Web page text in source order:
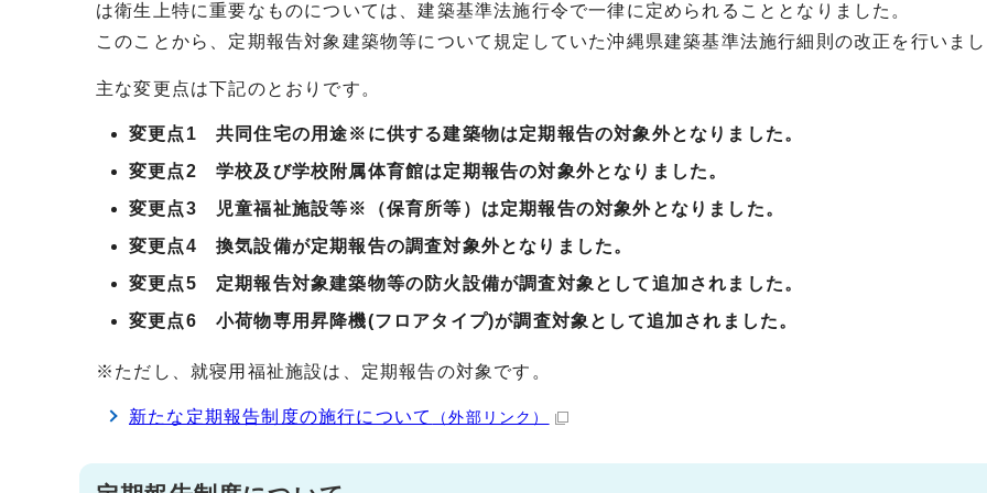
は衛生上特に重要なものについては、建築基準法施行令で一律に定められることとなりました。
このことから、定期報告対象建築物等について規定していた沖縄県建築基準法施行細則の改正を行いま
主な変更点は下記のとおりです。
変更点1 共同住宅の用途※に供する建築物は定期報告の対象外となりました。
変更点2 学校及び学校附属体育館は定期報告の対象外となりました。
変更点3 児童福祉施設等※（保育所等）は定期報告の対象外となりました。
変更点4 換気設備が定期報告の調査対象外となりました。
変更点5 定期報告対象建築物等の防火設備が調査対象として追加されました。
変更点6 小荷物専用昇降機(フロアタイプ)が調査対象として追加されました。
※ただし、就寝用福祉施設は、定期報告の対象です。
新たな定期報告制度の施行について （外部リンク）